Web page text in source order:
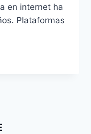
en internet ha
Plataformas